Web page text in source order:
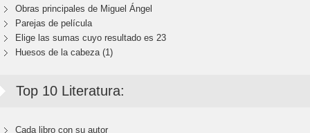
Obras principales de Miguel Ángel
Parejas de película
Elige las sumas cuyo resultado es 23
Huesos de la cabeza (1)
Top 10 Literatura:
Cada libro con su autor